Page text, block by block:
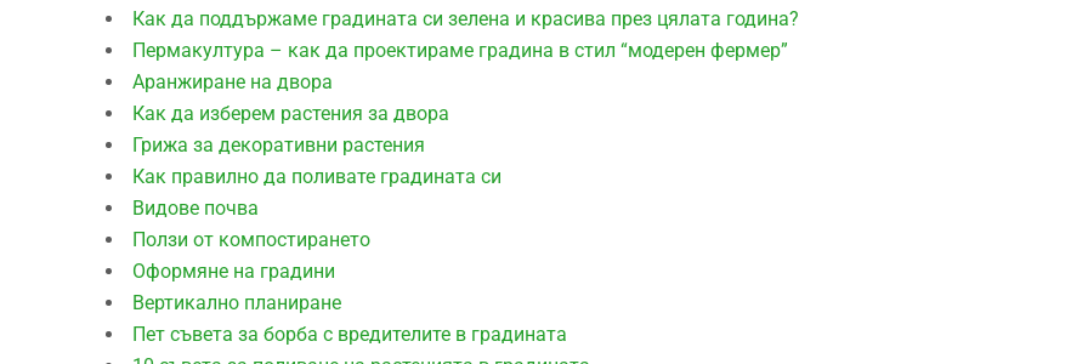
Как да поддържаме градината си зелена и красива през цялата година?
Пермакултура – как да проектираме градина в стил “модерен фермер”
Aранжиране на двора
Как да изберем растения за двора
Грижа за декоративни растения
Как правилно да поливате градината си
Видове почва
Ползи от компостирането
Оформяне на градини
Вертикално планиране
Пет съвета за борба с вредителите в градината